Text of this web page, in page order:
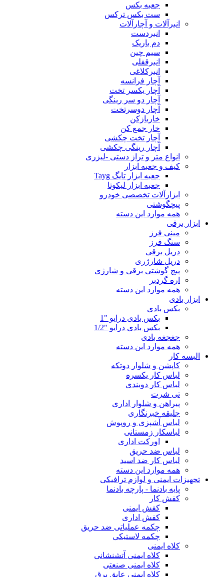
جعبه بکس
ست بکس ترکس
انبرآلات و آچارآلات
انبردست
دم باریک
سیم چین
انبرقفلی
انبرکلاغی
آچار فرانسه
آچار یکسر تخت
آچار دو سر رینگی
آچار دوسرتخت
خاربازکن
خار جمع کن
آچار تخت چکشی
آچار رینگی چکشی
انواع متر و تراز دستی -لیزری
کیف و جعبه ابزار
جعبه ابزار تایگ Tayg
جعبه ابزار لیکوتا
ابزارآلات تخصصی خودرو
پیچگوشتی
همه موارد این دسته
ابزار برقی
مینی فرز
سنگ فرز
دریل برقی
دریل شارژری
پیچ گوشتی برقی و شارژی
اره گردبر
همه موارد این دسته
ابزار بادی
بکس بادی
بکس بادی درایو "1
بکس بادی درایو "1/2
جغجغه بادی
همه موارد این دسته
البسه کار
کاپشن و شلوار دوتکه
لباس کار یکسره
لباس کار دوبندی
تی شرت
پیراهن و شلوار اداری
جلیقه خبرنگاری
لباس آشپزی و روپوش
لباسکار زمستانی
اورکت اداری
لباس ضد حریق
لباس کار ضد اسید
همه موارد این دسته
تجهیزات ایمنی و لوازم ترافیکی
پایه بادنما - پارچه بادنما
کفش کار
کفش ایمنی
کفش اداری
چکمه عملیاتی ضد حریق
چکمه لاستیکی
کلاه ایمنی
کلاه ایمنی آتشنشانی
کلاه ایمنی صنعتی
کلاه ایمنی عایق برق